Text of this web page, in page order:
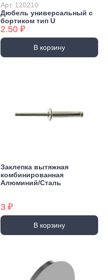
Арт. 120210
Дюбель универсальный с
бортиком тип U
2.50 ₽
В корзину
Заклепка вытяжная
комбинированная
Алюминий/Сталь
3 ₽
В корзину